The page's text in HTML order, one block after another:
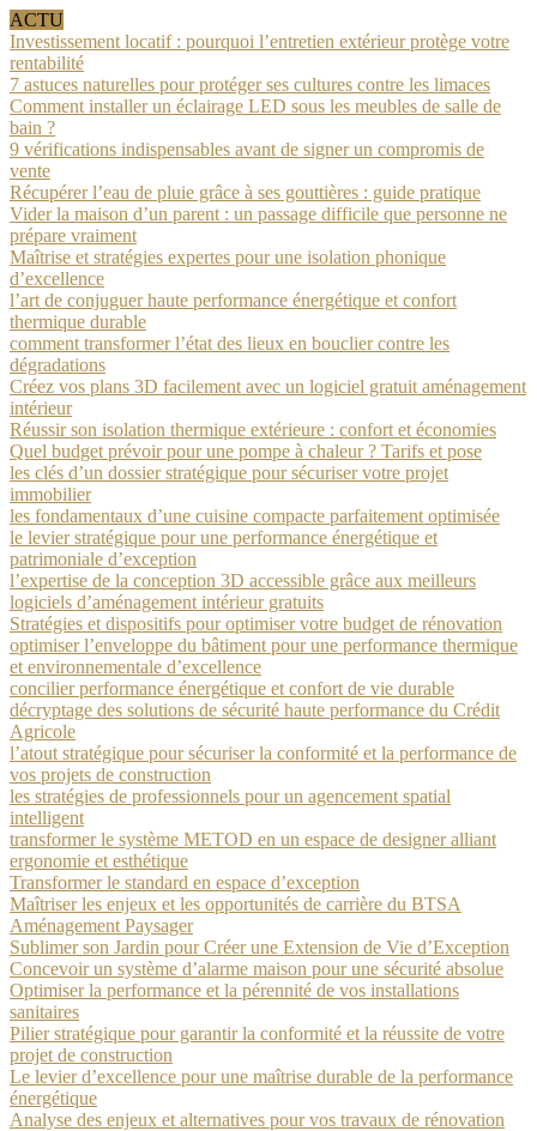
ACTU
Investissement locatif : pourquoi l’entretien extérieur protège votre
rentabilité
7 astuces naturelles pour protéger ses cultures contre les limaces
Comment installer un éclairage LED sous les meubles de salle de
bain ?
9 vérifications indispensables avant de signer un compromis de
vente
Récupérer l’eau de pluie grâce à ses gouttières : guide pratique
Vider la maison d’un parent : un passage difficile que personne ne
prépare vraiment
Maîtrise et stratégies expertes pour une isolation phonique
d’excellence
l’art de conjuguer haute performance énergétique et confort
thermique durable
comment transformer l’état des lieux en bouclier contre les
dégradations
Créez vos plans 3D facilement avec un logiciel gratuit aménagement
intérieur
Réussir son isolation thermique extérieure : confort et économies
Quel budget prévoir pour une pompe à chaleur ? Tarifs et pose
les clés d’un dossier stratégique pour sécuriser votre projet
immobilier
les fondamentaux d’une cuisine compacte parfaitement optimisée
le levier stratégique pour une performance énergétique et
patrimoniale d’exception
l’expertise de la conception 3D accessible grâce aux meilleurs
logiciels d’aménagement intérieur gratuits
Stratégies et dispositifs pour optimiser votre budget de rénovation
optimiser l’enveloppe du bâtiment pour une performance thermique
et environnementale d’excellence
concilier performance énergétique et confort de vie durable
décryptage des solutions de sécurité haute performance du Crédit
Agricole
l’atout stratégique pour sécuriser la conformité et la performance de
vos projets de construction
les stratégies de professionnels pour un agencement spatial
intelligent
transformer le système METOD en un espace de designer alliant
ergonomie et esthétique
Transformer le standard en espace d’exception
Maîtriser les enjeux et les opportunités de carrière du BTSA
Aménagement Paysager
Sublimer son Jardin pour Créer une Extension de Vie d’Exception
Concevoir un système d’alarme maison pour une sécurité absolue
Optimiser la performance et la pérennité de vos installations
sanitaires
Pilier stratégique pour garantir la conformité et la réussite de votre
projet de construction
Le levier d’excellence pour une maîtrise durable de la performance
énergétique
Analyse des enjeux et alternatives pour vos travaux de rénovation